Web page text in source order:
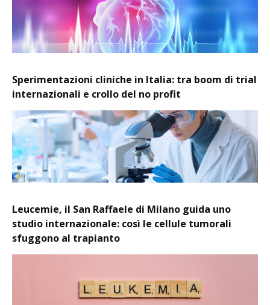
Sperimentazioni cliniche in Italia: tra boom di trial
internazionali e crollo del no profit
Leucemie, il San Raffaele di Milano guida uno
studio internazionale: così le cellule tumorali
sfuggono al trapianto